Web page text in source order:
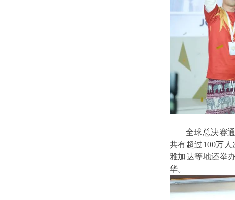
全球总决赛
共有超过100万
雅加达等地还举
华。